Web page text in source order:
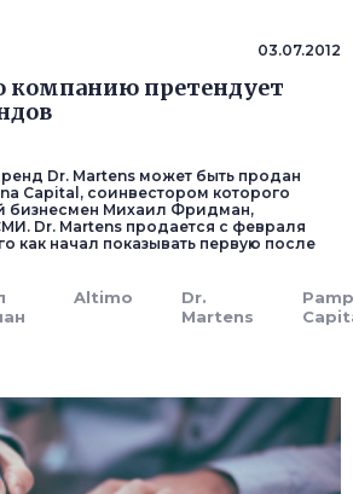
03.07.2012
компанию претендует
Dr. Martens может быть продан
Capital, соинвестором которого
бизнесмен Михаил Фридман,
Dr. Martens продается с февраля
как начал показывать первую после
Altimo
Dr.
Martens